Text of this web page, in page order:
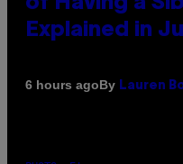
Explained in
6 hours agoBy Lauren